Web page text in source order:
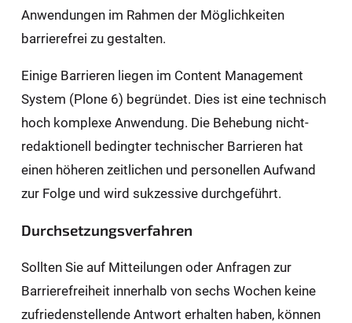
Anwendungen im Rahmen der Möglichkeiten
barrierefrei zu gestalten.
Einige Barrieren liegen im Content Management
System (Plone 6) begründet. Dies ist eine technisch
hoch komplexe Anwendung. Die Behebung nicht-
redaktionell bedingter technischer Barrieren hat
einen höheren zeitlichen und personellen Aufwand
zur Folge und wird sukzessive durchgeführt.
Durchsetzungsverfahren
Sollten Sie auf Mitteilungen oder Anfragen zur
Barrierefreiheit innerhalb von sechs Wochen keine
zufriedenstellende Antwort erhalten haben, können